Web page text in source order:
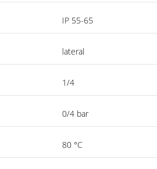
IP 55-65
lateral
1/4
0/4 bar
80 °C